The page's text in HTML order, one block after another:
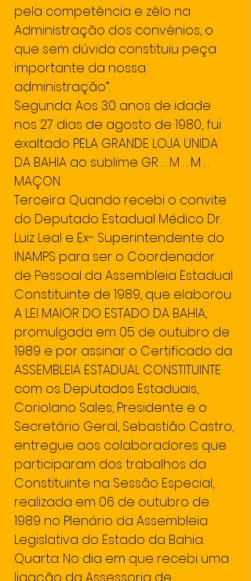
pela competência e zêlo na
Administração dos convênios, o
que sem dúvida constituiu peça
importante da nossa
administração”.
Segunda: Aos 30 anos de idade
nos 27 dias de agosto de 1980, fui
exaltado PELA GRANDE LOJA UNIDA
DA BAHIA ao sublime GR . . M . . M . .
MAÇON.
Terceira: Quando recebi o convite
do Deputado Estadual Médico Dr.
Luiz Leal e Ex- Superintendente do
INAMPS para ser o Coordenador
de Pessoal da Assembleia Estadual
Constituinte de 1989, que elaborou
A LEI MAIOR DO ESTADO DA BAHIA,
promulgada em 05 de outubro de
1989 e por assinar o Certificado da
ASSEMBLEIA ESTADUAL CONSTITUINTE
com os Deputados Estaduais,
Coriolano Sales, Presidente e o
Secretário Geral, Sebastião Castro,
entregue aos colaboradores que
participaram dos trabalhos da
Constituinte na Sessão Especial,
realizada em 06 de outubro de
1989 no Plenário da Assembleia
Legislativa do Estado da Bahia.
Quarta: No dia em que recebi uma